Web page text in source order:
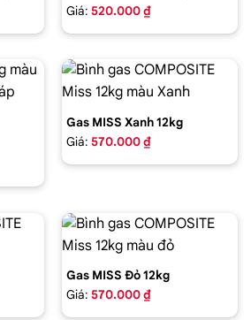
Giá: 520.000 ₫
Gas MISS Xanh 12kg
Giá: 570.000 ₫
Gas MISS Đỏ 12kg
Giá: 570.000 ₫